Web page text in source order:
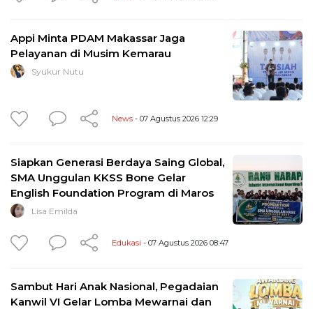
Appi Minta PDAM Makassar Jaga
Pelayanan di Musim Kemarau
Syukur Nutu
News - 07 Agustus 2026 12:29
Siapkan Generasi Berdaya Saing Global,
SMA Unggulan KKSS Bone Gelar
English Foundation Program di Maros
Lisa Emilda
Edukasi - 07 Agustus 2026 08:47
Sambut Hari Anak Nasional, Pegadaian
Kanwil VI Gelar Lomba Mewarnai dan